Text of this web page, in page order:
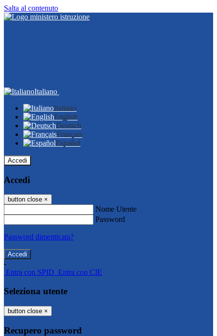
Salta al contenuto
Italiano
Italiano
English
Deutsch
Français
Español
Accedi
Accedi
button close ×
Nome Utente
Password
Password dimenticata?
-
Entra con SPID Entra con CIE
Seleziona utente
button close ×
Recupero password